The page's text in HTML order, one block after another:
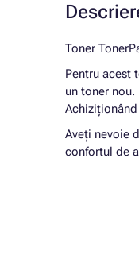
Toner
Pentru acest
un toner
Aveți nevoie
confortul de